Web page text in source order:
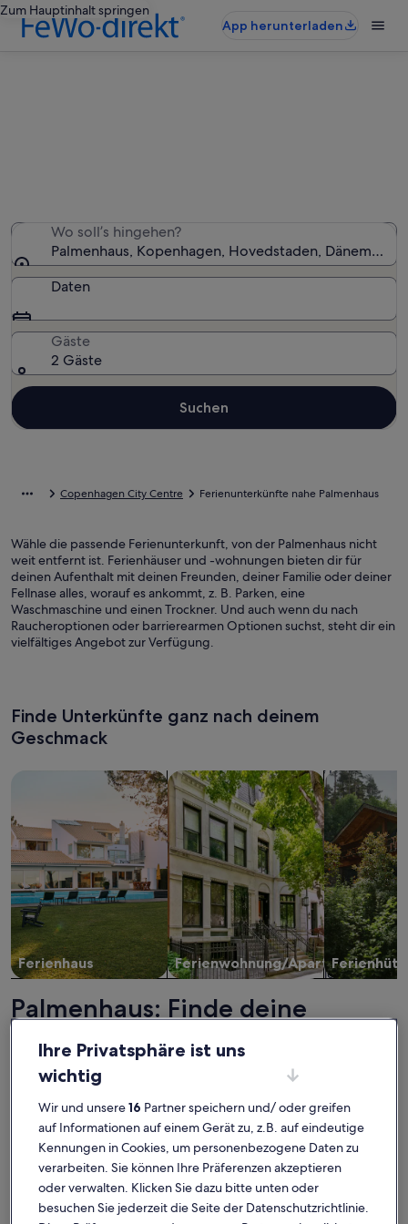
Zum Hauptinhalt springen
App herunterladen
Wo soll’s hingehen?
Palmenhaus, Kopenhagen, Hovedstaden, Dänemark
Daten
Gäste
2 Gäste
Suchen
Copenhagen City Centre Ferienunterkünfte nahe Palmenhaus
Wähle die passende Ferienunterkunft, von der Palmenhaus nicht
weit entfernt ist. Ferienhäuser und -wohnungen bieten dir für
deinen Aufenthalt mit deinen Freunden, deiner Familie oder deiner
Fellnase alles, worauf es ankommt, z. B. Parken, eine
Waschmaschine und einen Trockner. Und auch wenn du nach
Raucheroptionen oder barrierearmen Optionen suchst, steht dir ein
vielfältiges Angebot zur Verfügung.
Finde Unterkünfte ganz nach deinem
Geschmack
Ferienhaus
Suche nach Ferienhäusern
Ferienwohnung/Apartment
Suche nach Ferienwohnungen oder
Suche nach
Palmenhaus: Finde deine
perfekte Unterkunft
Weitere Infos zu Bob W Copenhagen Østerbro
Ihre Privatsphäre ist uns
wichtig
Wir und unsere16 Partner speichern und/ oder greifen
auf Informationen auf einem Gerät zu, z.B. auf eindeutige
Kennungen in Cookies, um personenbezogene Daten zu
verarbeiten. Sie können Ihre Präferenzen akzeptieren
oder verwalten. Klicken Sie dazu bitte unten oder
besuchen Sie jederzeit die Seite der Datenschutzrichtlinie.